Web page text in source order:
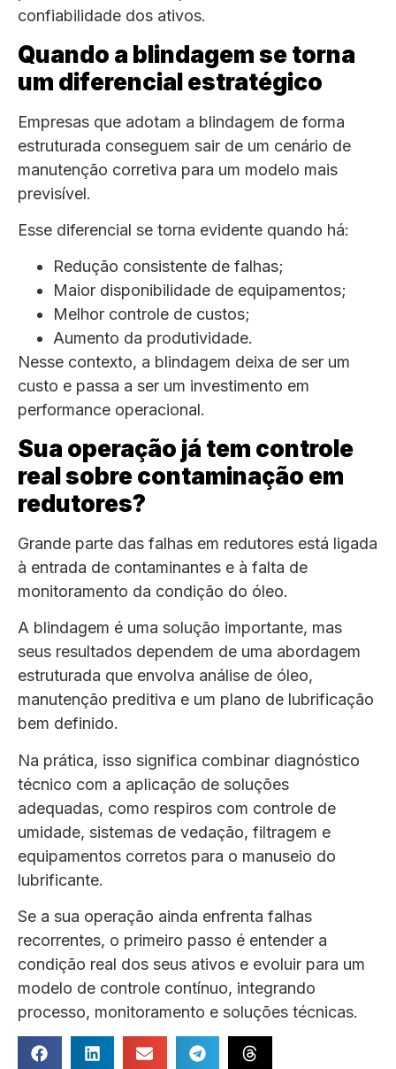
confiabilidade dos ativos.
Quando a blindagem se torna
um diferencial estratégico
Empresas que adotam a blindagem de forma
estruturada conseguem sair de um cenário de
manutenção corretiva para um modelo mais
previsível.
Esse diferencial se torna evidente quando há:
Redução consistente de falhas;
Maior disponibilidade de equipamentos;
Melhor controle de custos;
Aumento da produtividade.
Nesse contexto, a blindagem deixa de ser um
custo e passa a ser um investimento em
performance operacional.
Sua operação já tem controle
real sobre contaminação em
redutores?
Grande parte das falhas em redutores está ligada
à entrada de contaminantes e à falta de
monitoramento da condição do óleo.
A blindagem é uma solução importante, mas
seus resultados dependem de uma abordagem
estruturada que envolva análise de óleo,
manutenção preditiva e um plano de lubrificação
bem definido.
Na prática, isso significa combinar diagnóstico
técnico com a aplicação de soluções
adequadas, como respiros com controle de
umidade, sistemas de vedação, filtragem e
equipamentos corretos para o manuseio do
lubrificante.
Se a sua operação ainda enfrenta falhas
recorrentes, o primeiro passo é entender a
condição real dos seus ativos e evoluir para um
modelo de controle contínuo, integrando
processo, monitoramento e soluções técnicas.